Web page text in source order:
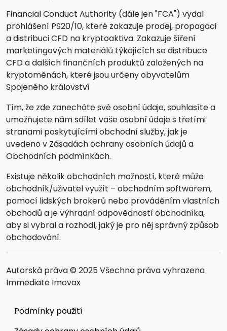
Financial Conduct Authority (dále jen "FCA") vydal
prohlášení PS20/10, které zakazuje prodej, propagaci
a distribuci CFD na kryptoaktiva. Zakazuje šíření
marketingových materiálů týkajících se distribuce
CFD a dalších finančních produktů založených na
kryptoměnách, které jsou určeny obyvatelům
Spojeného království
Tím, že zde zanecháte své osobní údaje, souhlasíte a
umožňujete nám sdílet vaše osobní údaje s třetími
stranami poskytujícími obchodní služby, jak je
uvedeno v Zásadách ochrany osobních údajů a
Obchodních podmínkách.
Existuje několik obchodních možností, které může
obchodník/uživatel využít – obchodním softwarem,
pomocí lidských brokerů nebo prováděním vlastních
obchodů a je výhradní odpovědností obchodníka,
aby si vybral a rozhodl, jaký je pro něj správný způsob
obchodování.
Autorská práva © 2025 Všechna práva vyhrazena
Immediate Imovax
Podmínky použití